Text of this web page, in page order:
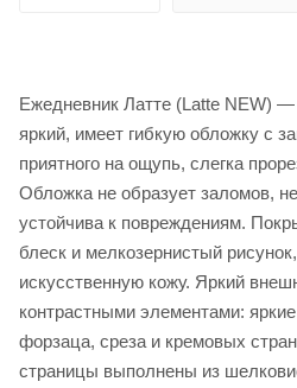
Ежедневник Латте (Latte NEW)
яркий, имеет гибкую обложку с
приятного на ощупь, слегка
Обложка не образует заломов,
устойчива к повреждениям.
блеск и мелкозернистый
искусственную кожу. Яркий
контрастными элементами:
форзаца, среза и кремовых
страницы выполнены из